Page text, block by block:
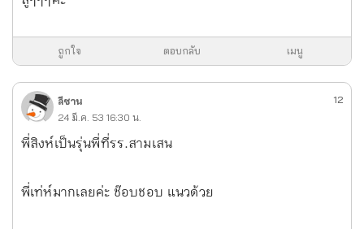
ถูกใจ ตอบกลับ เมนู
ลีซาน
24 มี.ค. 53 16:30 น.
12
พี่สิงห์เป็นรุ่นพี่ที่รร.สามเสน
พี่เท่ห์มากเลยค่ะ ช๊อบชอบ แนวด้วย